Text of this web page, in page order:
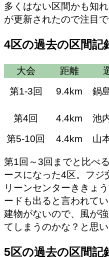
多くはない区間かも知
が更新されたので注目で
4区の過去の区間記
大会 距離
第1-3回
9.4km 鍋
第4回 4.4km 池
第5-10回
4.4km 山
第1回～3回までと比べ
ースになった4区。フジ
リーンセンターききょ
ードも出ると言われて
建物がないので、風が
てしまうのかな？と思い
5区の過去の区間記